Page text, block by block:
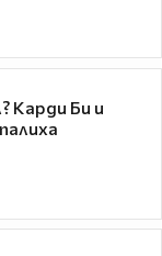
Карди Би и